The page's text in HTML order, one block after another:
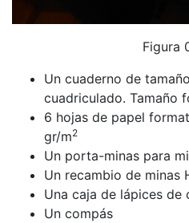
Figura
Un cuaderno de
cuadriculado. Tamaño
6 hojas de papel
gr/m2
Un porta-minas para
Un recambio de minas
Una caja de lápices de
Un compás